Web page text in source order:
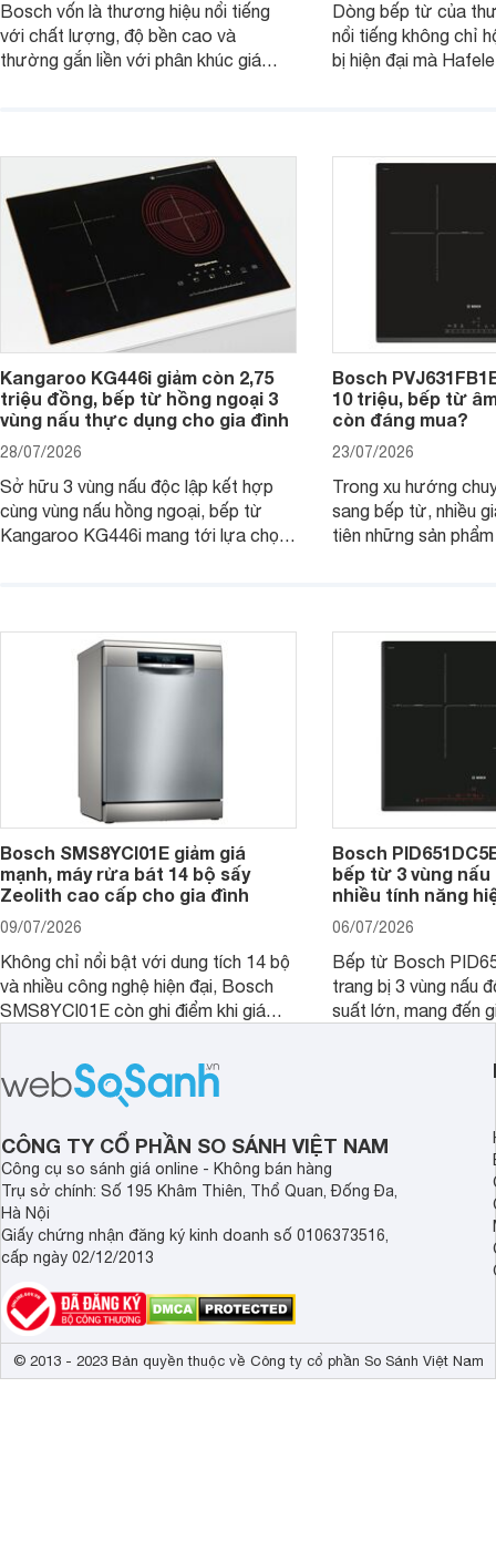
Bosch vốn là thương hiệu nổi tiếng
với chất lượng, độ bền cao và
thường gắn liền với phân khúc giá
đơn vị phân phối với mức giá khá dễ
tiếp cận, thu hút sự quan tâm của
nhiều người tiêu dùng.
Dòng bếp từ của
nổi tiếng không chỉ
bị hiện đại mà
gia đình.
Kangaroo KG446i giảm còn 2,75
triệu đồng, bếp từ hồng ngoại 3
vùng nấu thực dụng cho gia đình
28/07/2026
Sở hữu 3 vùng nấu độc lập kết hợp
cùng vùng nấu hồng ngoại, bếp từ
Kangaroo KG446i mang tới lựa chọn
nhiều cửa hàng, đại lý.
Bosch
10 triệu, bếp từ
còn đáng mua?
23/07/2026
Trong xu hướng
sang bếp từ, nhiều
tiên những sản
mẫu bếp đáp ứng
Bosch SMS8YCI01E giảm giá
mạnh, máy rửa bát 14 bộ sấy
Zeolith cao cấp cho gia đình
09/07/2026
Không chỉ nổi bật với dung tích 14 bộ
và nhiều công nghệ hiện đại, Bosch
SMS8YCI01E còn ghi điểm khi giá
thời điểm mới mở bán, mang lại tỷ lệ
giá trị/chi phí hấp dẫn hơn cho người
dùng đang tìm kiếm một mẫu máy rửa
bát cao cấp.
Bosch
bếp từ 3 vùng
nhiều tính năng
06/07/2026
Bếp từ Bosch
trang bị 3 vùng nấu
suất lớn, mang đến
CÔNG TY CỔ PHẦN SO SÁNH VIỆT NAM
Công cụ so sánh giá online - Không bán hàng
Trụ sở chính: Số 195 Khâm Thiên, Thổ Quan, Đống Đa,
Hà Nội
Giấy chứng nhận đăng ký kinh doanh số 0106373516,
cấp ngày 02/12/2013
© 2013 - 2023 Bản quyền thuộc về Công ty cổ phần So Sánh Việt Nam